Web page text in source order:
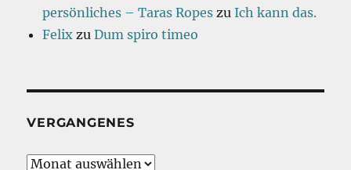
persönliches – Taras Ropes zuIch kann das.
Felix zuDum spiro timeo
VERGANGENES
Vergangenes